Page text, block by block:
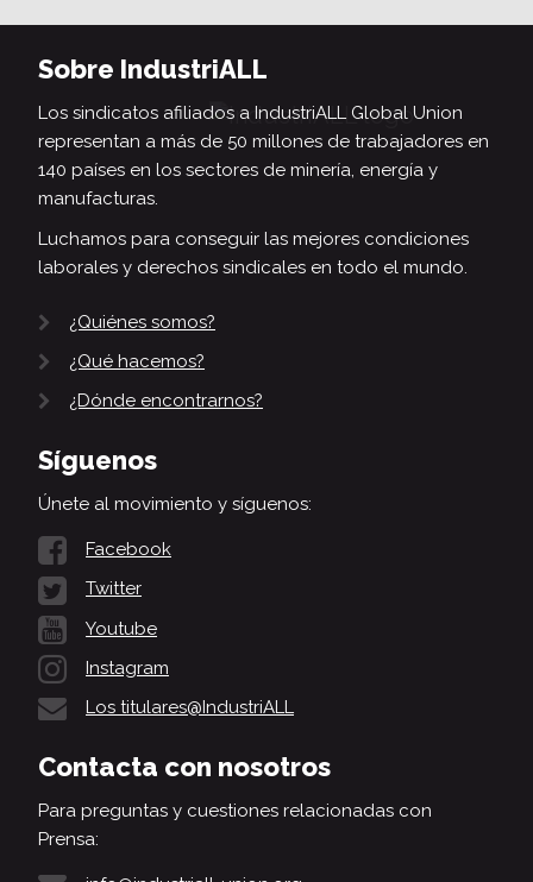
Sobre IndustriALL
Los sindicatos afiliados a IndustriALL Global Union
representan a más de 50 millones de trabajadores en
140 países en los sectores de minería, energía y
manufacturas.
Luchamos para conseguir las mejores condiciones
laborales y derechos sindicales en todo el mundo.
¿Quiénes somos?
¿Qué hacemos?
¿Dónde encontrarnos?
Síguenos
Únete al movimiento y síguenos:
Facebook
Twitter
Youtube
Instagram
Los titulares@IndustriALL
Contacta con nosotros
Para preguntas y cuestiones relacionadas con
Prensa: